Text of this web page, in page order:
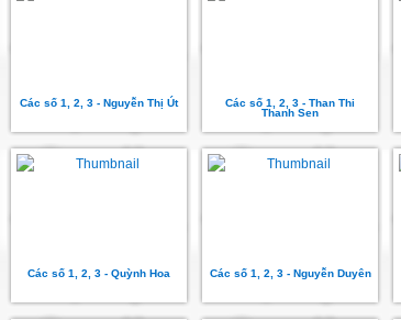
Các số 1, 2, 3 - Nguyễn Thị Út
Các số 1, 2, 3 - Than Thi
Thanh Sen
Các số 1, 2, 3 - Quỳnh Hoa Các số 1, 2, 3 - Nguyễn Duyên